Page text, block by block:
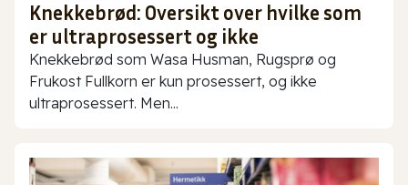
Knekkebrød: Oversikt over hvilke som
er ultraprosessert og ikke
Knekkebrød som Wasa Husman, Rugsprø og
Frukost Fullkorn er kun prosessert, og ikke
ultraprosessert. Men...